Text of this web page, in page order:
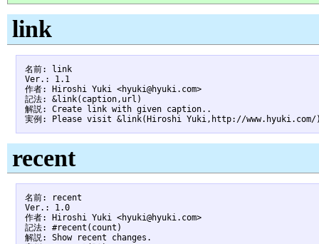
link
名前: link
Ver.: 1.1
作者: Hiroshi Yuki <hyuki@hyuki.com>
記法: &link(caption,url)
解説: Create link with given caption..
recent
名前: recent
Ver.: 1.0
作者: Hiroshi Yuki <hyuki@hyuki.com>
記法: #recent(count)
解説: Show recent changes.